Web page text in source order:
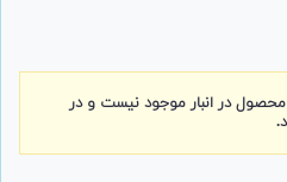
در انبار موجود نیست و در